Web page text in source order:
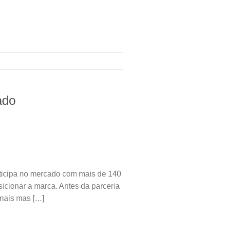
no mercado com mais de 140
a marca. Antes da parceria
mas […]